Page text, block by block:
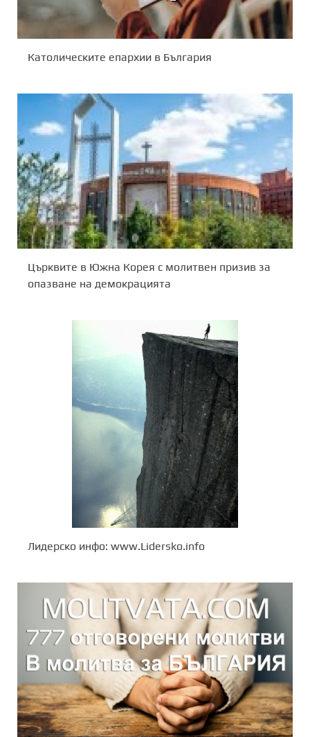
Католическите епархии в България
Църквите в Южна Корея с молитвен призив за
опазване на демокрацията
Лидерско инфо: www.Lidersko.info